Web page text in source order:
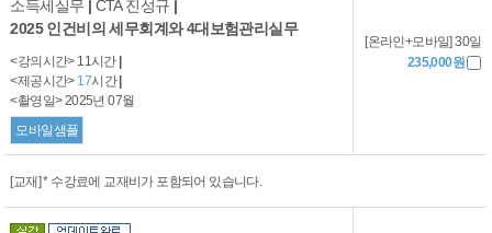
소득세실무 | CTA 진성규 |
2025 인건비의 세무회계와 4대보험관리실무
<강의시간> 11시간
<제공시간> 17시간
<촬영일> 2025년 07월
모바일샘플
[온라인+모바일] 30일
235,000원
[교재] * 수강료에 교재비가 포함되어 있습니다.